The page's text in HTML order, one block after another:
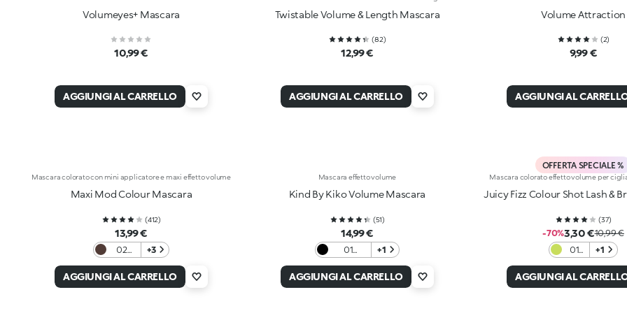
Volumeyes+ Mascara
10,99 €
AGGIUNGI AL CARRELLO
Twistable Volume & Length Mascara
(82)
12,99 €
AGGIUNGI AL CARRELLO
Volume Attraction
(2)
9,99 €
AGGIUNGI AL
Mascara colorato con mini applicatore e maxi effetto volume
Maxi Mod Colour Mascara
(412)
13,99 €
02
Brown
+3
AGGIUNGI AL CARRELLO
Mascara effetto volume
Kind By Kiko Volume Mascara
(51)
14,99 €
01
Growing
Glance
+1
AGGIUNGI AL CARRELLO
OFFERTA SPECIALE %
Mascara colorato effetto volume per
Juicy Fizz Colour Shot Lash &
(37)
-70%3,30 €10,99 €
01
Just
in
+1
AGGIUNGI AL